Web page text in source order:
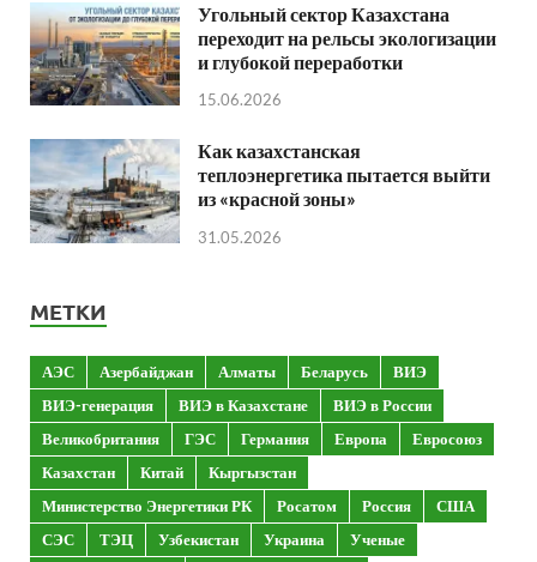
Угольный сектор Казахстана
переходит на рельсы экологизации
и глубокой переработки
15.06.2026
Как казахстанская
теплоэнергетика пытается выйти
из «красной зоны»
31.05.2026
МЕТКИ
АЭС Азербайджан Алматы Беларусь
ВИЭ
ВИЭ-генерация
ВИЭ в Казахстане
ВИЭ в России
Великобритания
ГЭС Германия Европа
Евросоюз
Казахстан
Китай
Кыргызстан
Министерство Энергетики РК
Росатом Россия
США
СЭС
ТЭЦ Узбекистан Украина
Ученые